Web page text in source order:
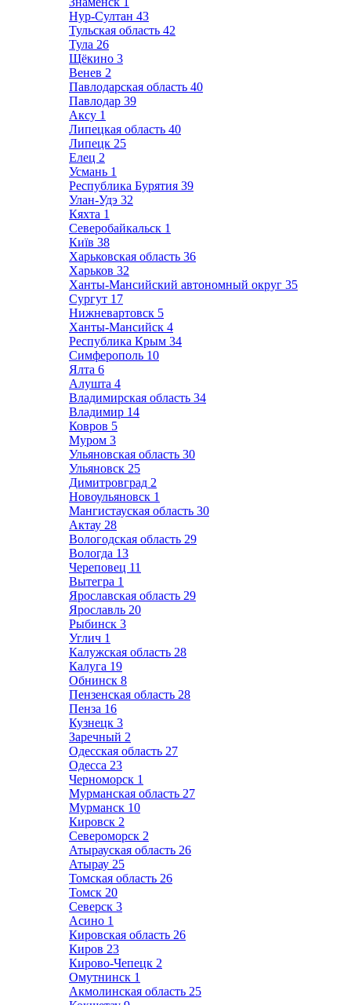
Нур-Султан 43
Тульская область 42
Тула 26
Щёкино 3
Венев 2
Павлодарская область 40
Павлодар 39
Аксу 1
Липецкая область 40
Липецк 25
Елец 2
Усмань 1
Республика Бурятия 39
Улан-Удэ 32
Кяхта 1
Северобайкальск 1
Київ 38
Харьковская область 36
Харьков 32
Ханты-Мансийский автономный округ 35
Сургут 17
Нижневартовск 5
Ханты-Мансийск 4
Республика Крым 34
Симферополь 10
Ялта 6
Алушта 4
Владимирская область 34
Владимир 14
Ковров 5
Муром 3
Ульяновская область 30
Ульяновск 25
Димитровград 2
Новоульяновск 1
Мангистауская область 30
Актау 28
Вологодская область 29
Вологда 13
Череповец 11
Вытегра 1
Ярославская область 29
Ярославль 20
Рыбинск 3
Углич 1
Калужская область 28
Калуга 19
Обнинск 8
Пензенская область 28
Пенза 16
Кузнецк 3
Заречный 2
Одесская область 27
Одесса 23
Черноморск 1
Мурманская область 27
Мурманск 10
Кировск 2
Североморск 2
Атырауская область 26
Атырау 25
Томская область 26
Томск 20
Северск 3
Асино 1
Кировская область 26
Киров 23
Кирово-Чепецк 2
Омутнинск 1
Акмолинская область 25